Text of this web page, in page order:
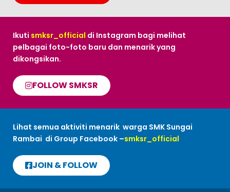
Ikuti smksr_official di Instagram bagi melihat
pelbagai foto-foto baru dan menarik yang
dikongsikan.
FOLLOW SMKSR
Lihat semua aktiviti menarik warga SMK Sungai
Rambai di Group Facebook –smksr_official
JOIN & FOLLOW